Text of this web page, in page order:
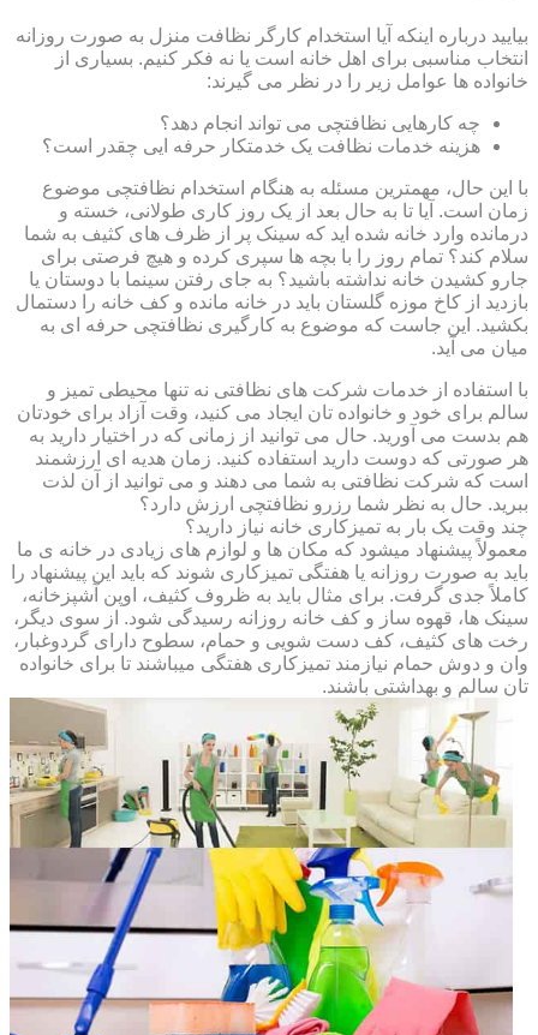
بیایید درباره اینکه آیا استخدام کارگر نظافت منزل به صورت روزانه
انتخاب مناسبی برای اهل خانه است یا نه فکر کنیم. بسیاری از
خانواده ها عوامل زیر را در نظر می گیرند:
چه کارهایی نظافتچی می تواند انجام دهد؟
هزینه خدمات نظافت یک خدمتکار حرفه ایی چقدر است؟
با این حال، مهمترین مسئله به هنگام استخدام نظافتچی موضوع
زمان است. آیا تا به حال بعد از یک روز کاری طولانی، خسته و
درمانده وارد خانه شده اید که سینک پر از ظرف های کثیف به شما
سلام کند؟ تمام روز را با بچه ها سپری کرده و هیچ فرصتی برای
جارو کشیدن خانه نداشته باشید؟ به جای رفتن سینما با دوستان یا
بازدید از کاخ موزه گلستان باید در خانه مانده و کف خانه را دستمال
بکشید. این جاست که موضوع به کارگیری نظافتچی حرفه ای به
میان می آید.
با استفاده از خدمات شرکت های نظافتی نه تنها محیطی تمیز و
سالم برای خود و خانواده تان ایجاد می کنید، وقت آزاد برای خودتان
هم بدست می آورید. حال می توانید از زمانی که در اختیار دارید به
هر صورتی که دوست دارید استفاده کنید. زمان هدیه ای ارزشمند
است که شرکت نظافتی به شما می دهند و می توانید از آن لذت
ببرید. حال به نظر شما رزرو نظافتچی ارزش دارد؟
چند وقت یک بار به تمیزکاری خانه نیاز دارید؟
معمولاً پیشنهاد میشود که مکان ها و لوازم های زیادی در خانه ی ما
باید به صورت روزانه یا هفتگی تمیزکاری شوند که باید این پیشنهاد را
کاملاً جدی گرفت. برای مثال باید به ظروف کثیف، اوپن آشپزخانه،
سینک ها، قهوه ساز و کف خانه روزانه رسیدگی شود. از سوی دیگر،
رخت های کثیف، کف دست شویی و حمام، سطوح دارای گردوغبار،
وان و دوش حمام نیازمند تمیزکاری هفتگی میباشند تا برای خانواده
تان سالم و بهداشتی باشند.